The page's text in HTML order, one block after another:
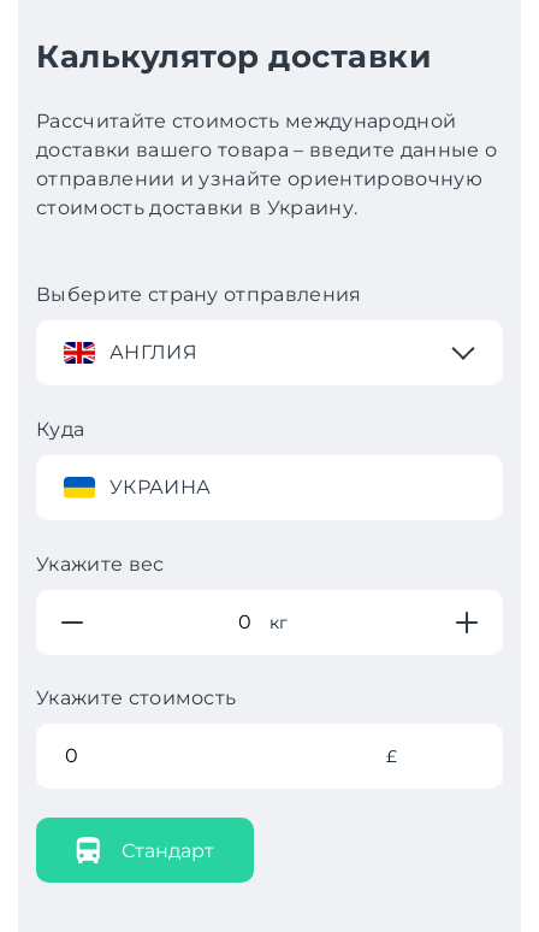
Калькулятор доставки
Рассчитайте стоимость международной
доставки вашего товара – введите данные о
отправлении и узнайте ориентировочную
стоимость доставки в Украину.
Выберите страну отправления
АНГЛИЯ
Куда
УКРАИНА
Укажите вес
кг
Укажите стоимость
£
Стандарт